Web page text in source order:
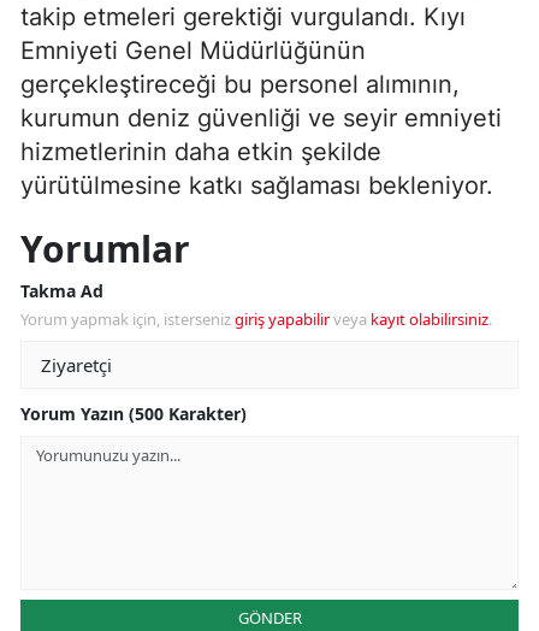
takip etmeleri gerektiği vurgulandı. Kıyı
Emniyeti Genel Müdürlüğünün
gerçekleştireceği bu personel alımının,
kurumun deniz güvenliği ve seyir emniyeti
hizmetlerinin daha etkin şekilde
yürütülmesine katkı sağlaması bekleniyor.
Yorumlar
Takma Ad
Yorum yapmak için, istersenizgiriş yapabilirveya kayıt olabilirsiniz.
Yorum Yazın (500 Karakter)
GÖNDER